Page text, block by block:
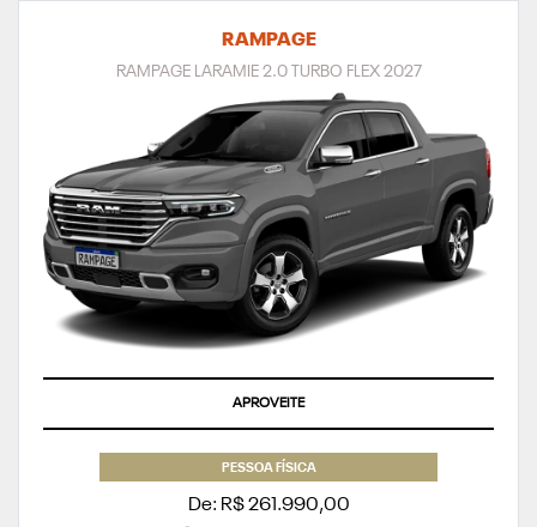
RAMPAGE
RAMPAGE LARAMIE 2.0 TURBO FLEX 2027
APROVEITE
PESSOA FÍSICA
De: R$ 261.990,00